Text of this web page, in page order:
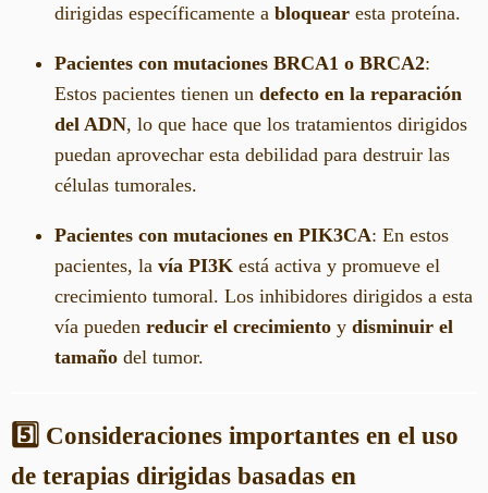
dirigidas específicamente a bloquear esta proteína.
Pacientes con mutaciones BRCA1 o BRCA2:
Estos pacientes tienen un defecto en la reparación
del ADN, lo que hace que los tratamientos dirigidos
puedan aprovechar esta debilidad para destruir las
células tumorales.
Pacientes con mutaciones en PIK3CA: En estos
pacientes, la vía PI3K está activa y promueve el
crecimiento tumoral. Los inhibidores dirigidos a esta
vía pueden reducir el crecimiento y disminuir el
tamaño del tumor.
5️⃣ Consideraciones importantes en el uso
de terapias dirigidas basadas en